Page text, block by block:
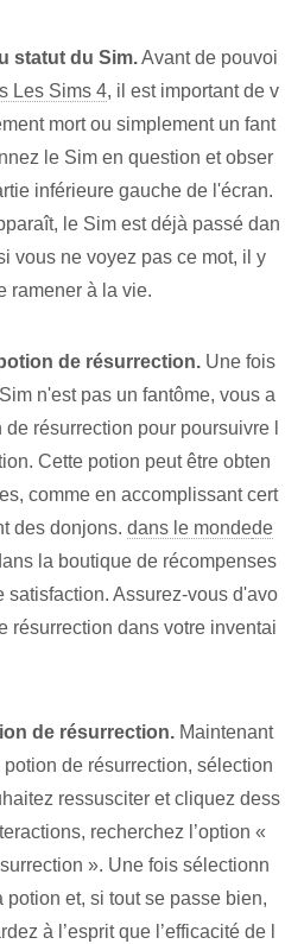
statut du Sim.Avant de pouvoi
Les Sims 4, il est important de v
mort ou simplement un fant
le Sim en question et obser
inférieure gauche de l'écran.
le Sim est déjà passé dan
vous ne voyez pas ce mot, il y
ramener à la vie.
de résurrection. Une fois
n'est pas un fantôme, vous a
résurrection pour poursuivre l
Cette potion peut être obten
comme en accomplissant cert
des donjons. dans le mondede
la boutique de récompenses
satisfaction. Assurez-vous d'avo
résurrection dans votre inventai
de résurrection. Maintenant
de résurrection, sélection
ressusciter et cliquez dess
recherchez l’option «
». Une fois sélectionn
et, si tout se passe bien,
à l’esprit que l’efficacité de l